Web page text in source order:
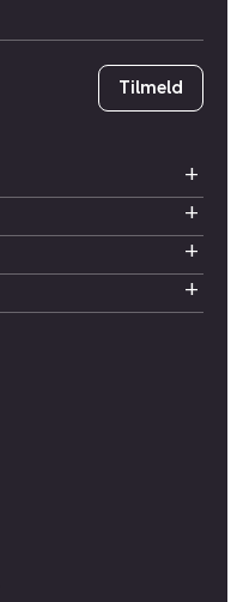
Tilmeld